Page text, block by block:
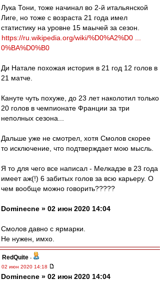
Лука Тони, тоже начинал во 2-й итальянской
Лиге, но тоже с возраста 21 года имел
статистику на уровне 15 маычей за сезон.
https://ru.wikipedia.org/wiki/%D0%A2%D0 ...
0%BA%D0%B0
Ди Натале похожая история в 21 год 12 голов в
21 матче.
Кануте чуть похуже, до 23 лет наколотил только
20 голов в чемпионате Франции за три
неполных сезона...
Дальше уже не смотрел, хотя Смолов скорее
то исключение, что подтверждает мою мысль.
Я то для чего все написал - Мелкадзе в 23 года
имеет аж(!) 6 забитых голов за всю карьеру. О
чем вообще можно говорить?????
Dominecne » 02 июн 2020 14:04
Смолов давно с ярмарки.
Не нужен, имхо.
RedQuite -
02 июн 2020 14:18
Dominecne » 02 июн 2020 14:04